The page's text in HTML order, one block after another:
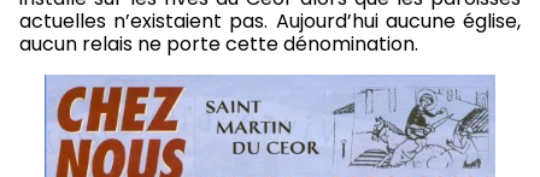
actuelles n’existaient pas. Aujourd’hui aucune église,
aucun relais ne porte cette dénomination.